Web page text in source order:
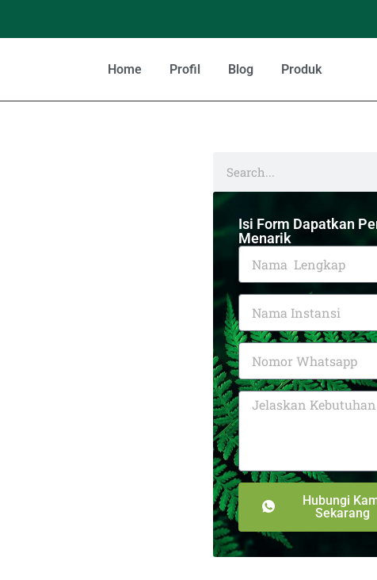
Home Profil Blog Produk
Isi Form Dapatkan
Menarik
Hubungi
Sekarang